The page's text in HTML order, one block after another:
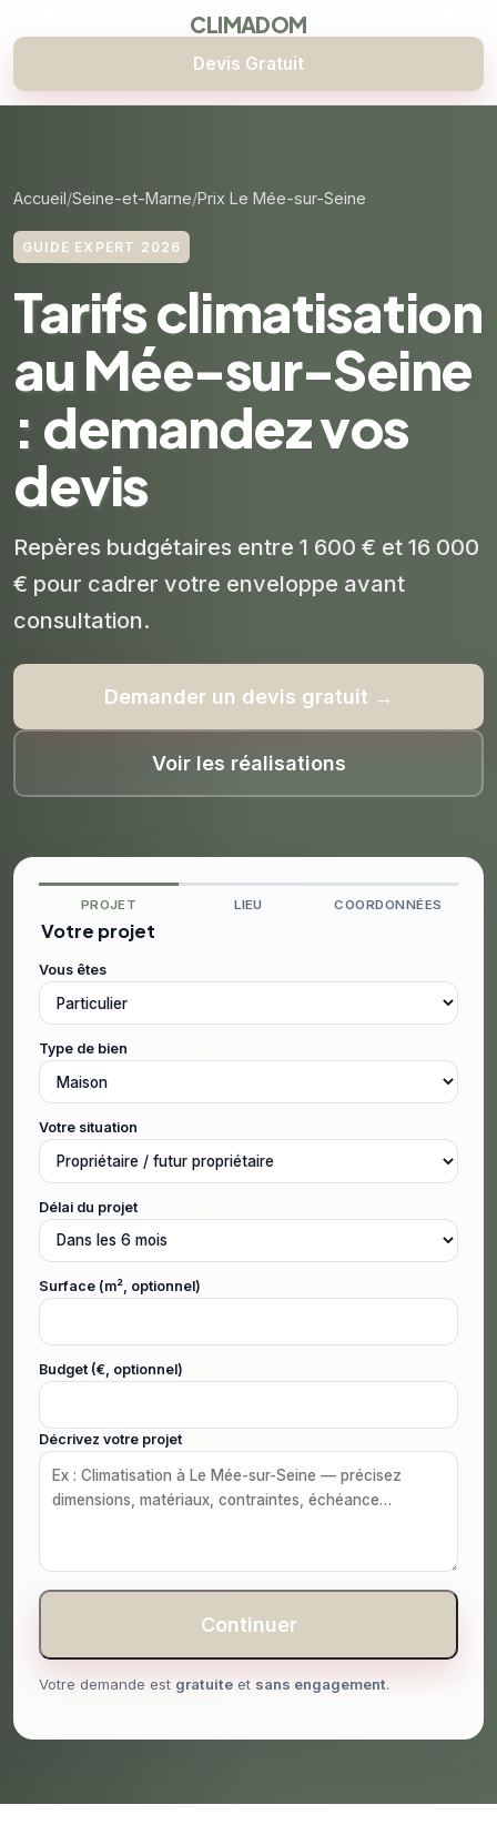
CLIMADOM
Devis Gratuit
Accueil Seine-et-Marne Prix Le Mée-sur-Seine
GUIDE EXPERT 2026
Tarifs climatisation
au Mée-sur-Seine
: demandez vos
devis
Repères budgétaires entre 1 600 € et 16 000
€ pour cadrer votre enveloppe avant
consultation.
Demander un devis gratuit →
Voir les réalisations
PROJET LIEU COORDONNÉES
Votre projet
Vous êtes
Type de bien
Votre situation
Délai du projet
Surface (m², optionnel)
Budget (€, optionnel)
Décrivez votre projet
Continuer
Votre demande est gratuite et sans engagement.